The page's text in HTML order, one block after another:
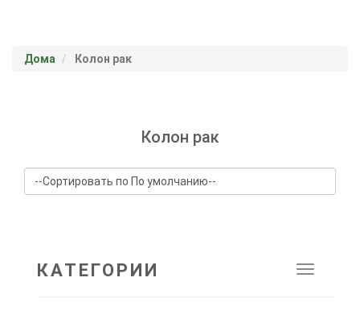
Дома Колон рак
Колон рак
Toggle
КАТЕГОРИИ